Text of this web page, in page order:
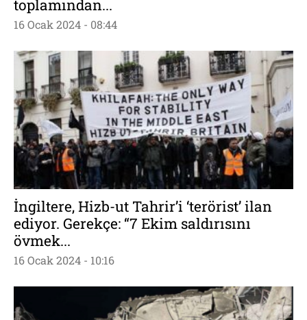
toplamından...
16 Ocak 2024 - 08:44
İngiltere, Hizb-ut Tahrir’i ‘terörist’ ilan
ediyor. Gerekçe: “7 Ekim saldırısını
övmek...
16 Ocak 2024 - 10:16